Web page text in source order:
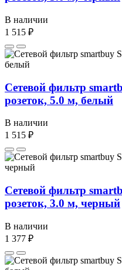
В наличии
1 515 ₽
Сетевой фильтр
розеток, 5.0 м, белый
В наличии
1 515 ₽
Сетевой фильтр
розеток, 3.0 м, черный
В наличии
1 377 ₽